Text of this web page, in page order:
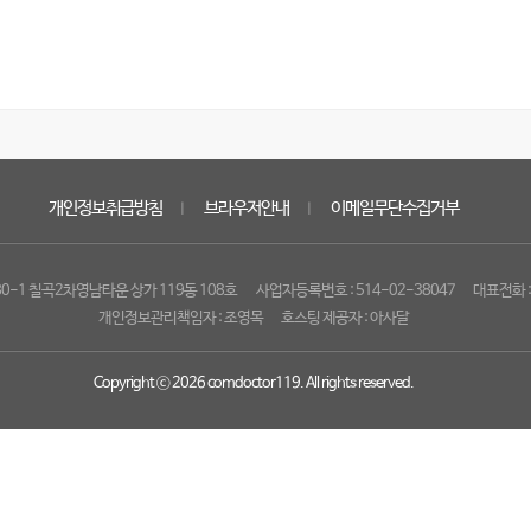
개인정보취급방침 브라우저안내 이메일무단수집거부
1 칠곡2차영남타운 상가 119동 108호 사업자등록번호 : 514-02-38047 대표전화 :
개인정보관리책임자 : 조영목
호스팅 제공자 :아사달
Copyright ⓒ 2026 comdoctor119. All rights reserved.